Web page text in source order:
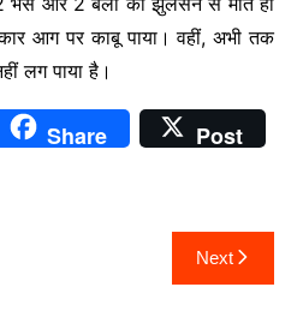
आग पर काबू पाया। वहीं, अभी तक
लग पाया है।
Share
Post
Next